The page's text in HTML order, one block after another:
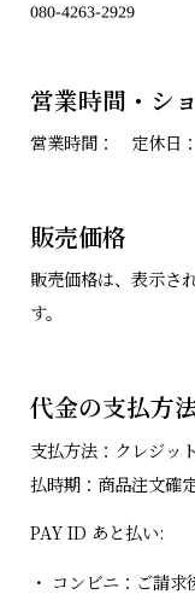
営業時間・シ
営業時間： 定休日：
販売価格
販売価格は、表示さ
す。
代金の支払方
支払方法：クレジッ
払時期：商品注文確
PAY ID あと払い:
・ コンビニ：ご請